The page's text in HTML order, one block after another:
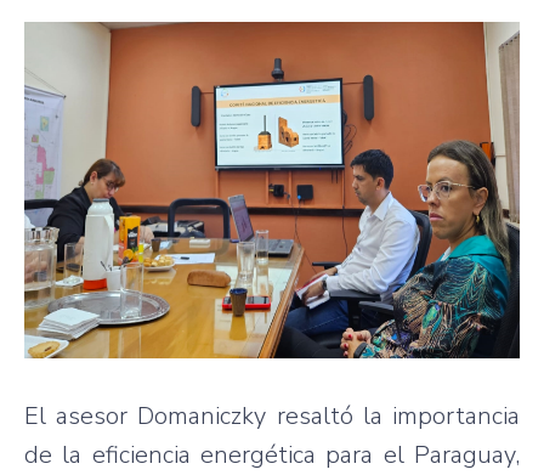
El asesor Domaniczky resaltó la importancia
de la eficiencia energética para el Paraguay,